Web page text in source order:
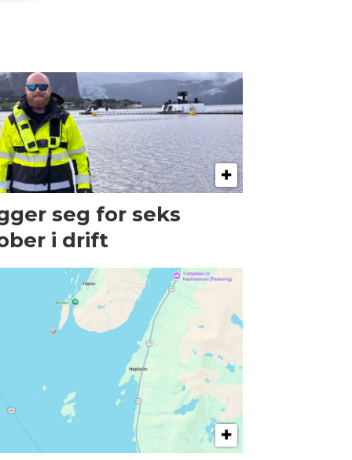
seg for seks
i drift